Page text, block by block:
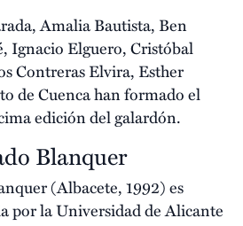
Amalia Bautista, Ben
Ignacio Elguero, Cristóbal
Contreras Elvira, Esther
de Cuenca han formado el
edición del galardón.
Blanquer
(Albacete, 1992) es
por la Universidad de Alicante